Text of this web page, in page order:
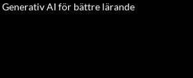
Generativ AI för bättre lärande